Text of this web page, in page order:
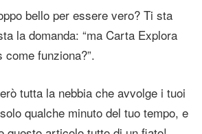
bello per essere vero? Ti sta
la domanda: “ma Carta Explora
funziona?”.
tutta la nebbia che avvolge i tuoi
qualche minuto del tuo tempo, e